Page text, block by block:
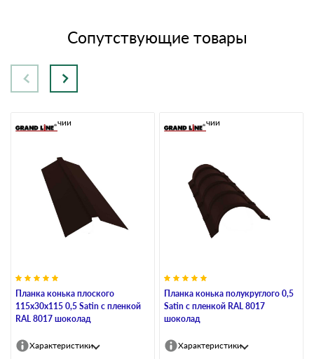
Сопутствующие товары
Планка конька плоского
115х30х115 0,5 Satin с пленкой
RAL 8017 шоколад
В наличии
Характеристики
Планка конька полукруглого 0,5
Satin с пленкой RAL 8017
шоколад
В наличии
Характеристики